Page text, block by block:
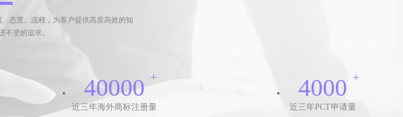
态度、流程，为客户提供高质高效的知
不变的追求。
40000 +
近三年海外商标注册量
4000 +
近三年PCT申请量